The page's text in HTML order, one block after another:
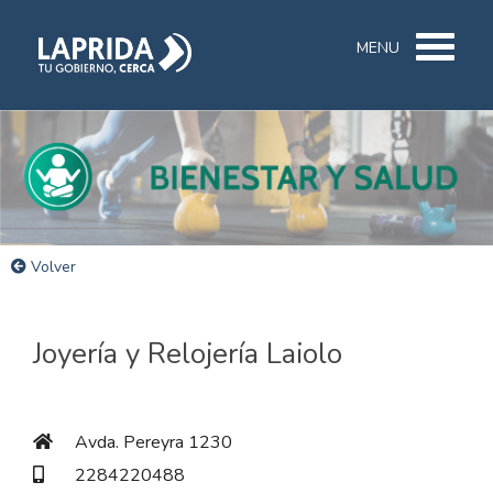
MENU
Volver
Joyería y Relojería Laiolo
Avda. Pereyra 1230
2284220488